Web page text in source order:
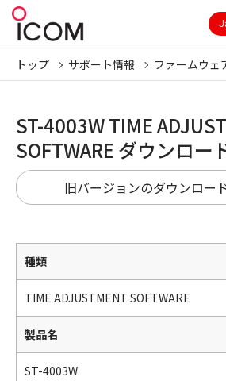
トップ サポート情報 ファームウェ
ST-4003W TIME
SOFTWARE ダウンロー
旧バージョンのダウンロー
種類
TIME ADJUSTMENT SOFTWARE
製品名
ST-4003W